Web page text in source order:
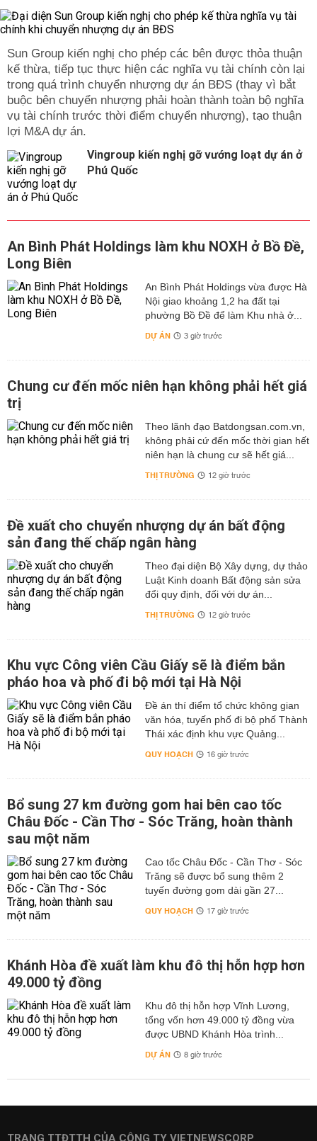
Sun Group kiến nghị cho phép các bên được thỏa thuận
kế thừa, tiếp tục thực hiện các nghĩa vụ tài chính còn lại
trong quá trình chuyển nhượng dự án BĐS (thay vì bắt
buộc bên chuyển nhượng phải hoàn thành toàn bộ nghĩa
vụ tài chính trước thời điểm chuyển nhượng), tạo thuận
lợi M&A dự án.
Vingroup kiến nghị gỡ vướng loạt dự án ở
Phú Quốc
An Bình Phát Holdings làm khu NOXH ở Bồ Đề,
Long Biên
An Bình Phát Holdings vừa được Hà
Nội giao khoảng 1,2 ha đất tại
phường Bồ Đề để làm Khu nhà ở...
DỰ ÁN 3 giờ trước
Chung cư đến mốc niên hạn không phải hết giá
trị
Theo lãnh đạo Batdongsan.com.vn,
không phải cứ đến mốc thời gian hết
niên hạn là chung cư sẽ hết giá...
THỊ TRƯỜNG 12 giờ trước
Đề xuất cho chuyển nhượng dự án bất động
sản đang thế chấp ngân hàng
Theo đại diện Bộ Xây dựng, dự thảo
Luật Kinh doanh Bất động sản sửa
đổi quy định, đối với dự án...
THỊ TRƯỜNG 12 giờ trước
Khu vực Công viên Cầu Giấy sẽ là điểm bắn
pháo hoa và phố đi bộ mới tại Hà Nội
Đề án thí điểm tổ chức không gian
văn hóa, tuyến phố đi bộ phố Thành
Thái xác định khu vực Quảng...
QUY HOẠCH 16 giờ trước
Bổ sung 27 km đường gom hai bên cao tốc
Châu Đốc - Cần Thơ - Sóc Trăng, hoàn thành
sau một năm
Cao tốc Châu Đốc - Cần Thơ - Sóc
Trăng sẽ được bổ sung thêm 2
tuyến đường gom dài gần 27...
QUY HOẠCH 17 giờ trước
Khánh Hòa đề xuất làm khu đô thị hỗn hợp hơn
49.000 tỷ đồng
Khu đô thị hỗn hợp Vĩnh Lương,
tổng vốn hơn 49.000 tỷ đồng vừa
được UBND Khánh Hòa trình...
DỰ ÁN 8 giờ trước
TRANG TTĐTTH CỦA CÔNG TY VIETNEWSCORP